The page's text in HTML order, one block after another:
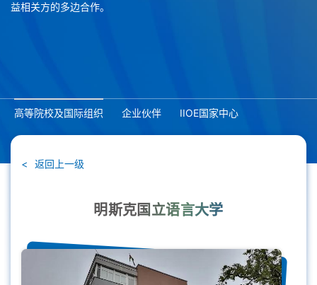
益相关方的多边合作。
高等院校及国际组织 企业伙伴 IIOE国家中心
返回上一级
明斯克国立语言大学